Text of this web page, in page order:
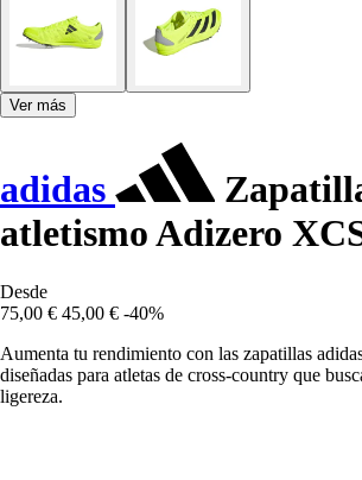
Ver más
adidas
atletismo Adizero
Desde
75,00 € 45,00 € -40%
Aumenta tu rendimiento con las zapatillas
diseñadas para atletas de cross-country que
ligereza.